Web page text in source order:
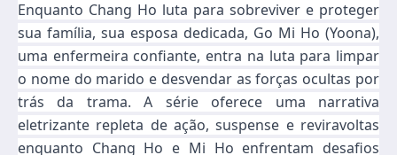
Enquanto Chang Ho luta para sobreviver e proteger
sua família, sua esposa dedicada, Go Mi Ho (Yoona),
uma enfermeira confiante, entra na luta para limpar
o nome do marido e desvendar as forças ocultas por
trás da trama. A série oferece uma narrativa
eletrizante repleta de ação, suspense e reviravoltas
enquanto Chang Ho e Mi Ho enfrentam desafios